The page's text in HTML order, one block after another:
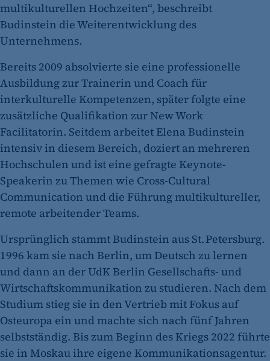
multikulturellen Hochzeiten“, beschreibt
Budinstein die Weiterentwicklung des
Unternehmens.
Bereits 2009 absolvierte sie eine professionelle
Ausbildung zur Trainerin und Coach für
interkulturelle Kompetenzen, später folgte eine
zusätzliche Qualifikation zur New Work
Facilitatorin. Seitdem arbeitet Elena Budinstein
intensiv in diesem Bereich, doziert an mehreren
Hochschulen und ist eine gefragte Keynote-
Speakerin zu Themen wie Cross-Cultural
Communication und die Führung multikultureller,
remote arbeitender Teams.
Ursprünglich stammt Budinstein aus St. Petersburg.
1996 kam sie nach Berlin, um Deutsch zu lernen
und dann an der UdK Berlin Gesellschafts- und
Wirtschaftskommunikation zu studieren. Nach dem
Studium stieg sie in den Vertrieb mit Fokus auf
Osteuropa ein und machte sich nach fünf Jahren
selbstständig. Bis zum Beginn des Kriegs 2022 führte
sie in Moskau ihre eigene Kommunikationsagentur.